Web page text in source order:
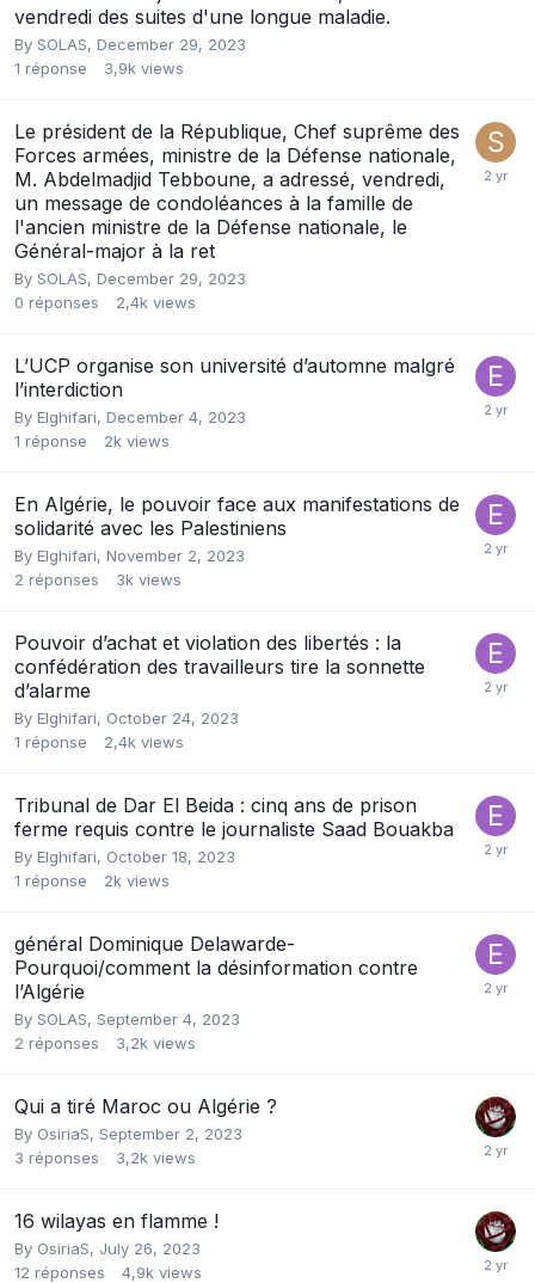
vendredi des suites d'une longue maladie.
By SOLAS, December 29, 2023
1 réponse 3,9k views
Le président de la République, Chef suprême des
Forces armées, ministre de la Défense nationale,
M. Abdelmadjid Tebboune, a adressé, vendredi,
un message de condoléances à la famille de
l'ancien ministre de la Défense nationale, le
Général-major à la ret
By SOLAS, December 29, 2023
0 réponses 2,4k views
L’UCP organise son université d’automne malgré
l’interdiction
By Elghifari, December 4, 2023
1 réponse 2k views
En Algérie, le pouvoir face aux manifestations de
solidarité avec les Palestiniens
By Elghifari, November 2, 2023
2 réponses 3k views
Pouvoir d’achat et violation des libertés : la
confédération des travailleurs tire la sonnette
d’alarme
By Elghifari, October 24, 2023
1 réponse 2,4k views
Tribunal de Dar El Beida : cinq ans de prison
ferme requis contre le journaliste Saad Bouakba
By Elghifari, October 18, 2023
1 réponse 2k views
général Dominique Delawarde-
Pourquoi/comment la désinformation contre
l’Algérie
By SOLAS, September 4, 2023
2 réponses 3,2k views
Qui a tiré Maroc ou Algérie ?
By OsiriaS, September 2, 2023
3 réponses 3,2k views
16 wilayas en flamme !
By OsiriaS, July 26, 2023
12 réponses 4,9k views